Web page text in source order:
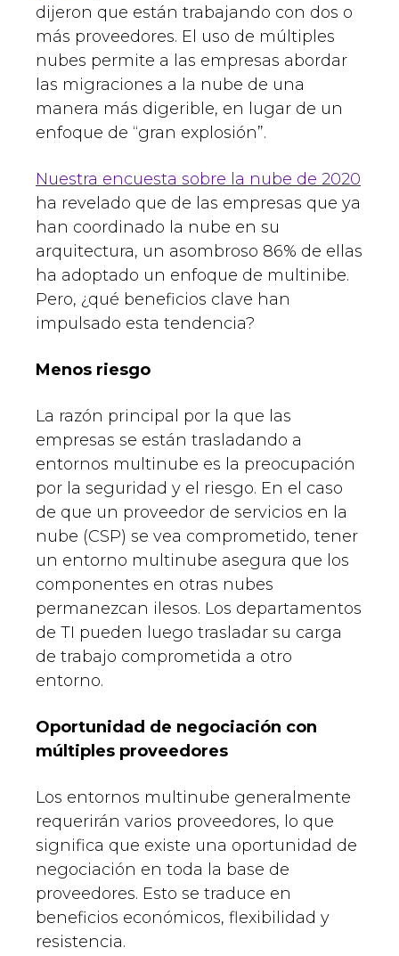
dijeron que están trabajando con dos o
más proveedores. El uso de múltiples
nubes permite a las empresas abordar
las migraciones a la nube de una
manera más digerible, en lugar de un
enfoque de “gran explosión”.
Nuestra encuesta sobre la nube de 2020
ha revelado que de las empresas que ya
han coordinado la nube en su
arquitectura, un asombroso 86% de ellas
ha adoptado un enfoque de multinibe.
Pero, ¿qué beneficios clave han
impulsado esta tendencia?
Menos riesgo
La razón principal por la que las
empresas se están trasladando a
entornos multinube es la preocupación
por la seguridad y el riesgo. En el caso
de que un proveedor de servicios en la
nube (CSP) se vea comprometido, tener
un entorno multinube asegura que los
componentes en otras nubes
permanezcan ilesos. Los departamentos
de TI pueden luego trasladar su carga
de trabajo comprometida a otro
entorno.
Oportunidad de negociación con
múltiples proveedores
Los entornos multinube generalmente
requerirán varios proveedores, lo que
significa que existe una oportunidad de
negociación en toda la base de
proveedores. Esto se traduce en
beneficios económicos, flexibilidad y
resistencia.